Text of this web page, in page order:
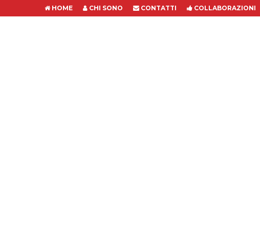
HOME CHI SONO CONTATTI COLLABORAZIONI